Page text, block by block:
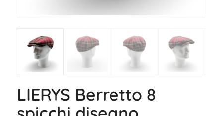
LIERYS Berretto 8